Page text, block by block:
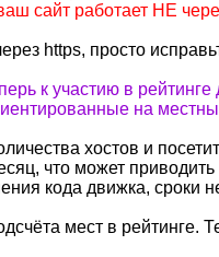
сайт работает НЕ
https, просто
к участию в
на
хостов и
что может
кода движка, сроки
мест в рейтинге.